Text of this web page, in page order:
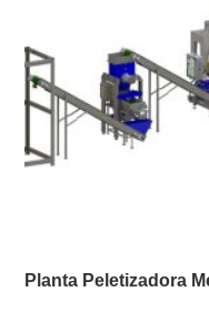
Planta Peletizadora